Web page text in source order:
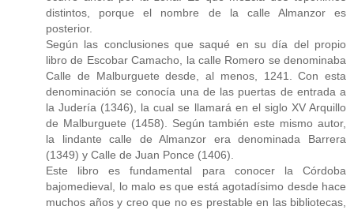
distintos, porque el nombre de la calle Almanzor es
posterior.
Según las conclusiones que saqué en su día del propio
libro de Escobar Camacho, la calle Romero se denominaba
Calle de Malburguete desde, al menos, 1241. Con esta
denominación se conocía una de las puertas de entrada a
la Judería (1346), la cual se llamará en el siglo XV Arquillo
de Malburguete (1458). Según también este mismo autor,
la lindante calle de Almanzor era denominada Barrera
(1349) y Calle de Juan Ponce (1406).
Este libro es fundamental para conocer la Córdoba
bajomedieval, lo malo es que está agotadísimo desde hace
muchos años y creo que no es prestable en las bibliotecas,